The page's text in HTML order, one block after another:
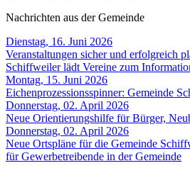
Nachrichten aus der Gemeinde
Dienstag, 16. Juni 2026
Veranstaltungen sicher und erfolgreich
Schiffweiler lädt Vereine zum
Montag, 15. Juni 2026
Eichenprozessionsspinner: Gemeinde
Donnerstag, 02. April 2026
Neue Orientierungshilfe für Bürger,
Donnerstag, 02. April 2026
Neue Ortspläne für die Gemeinde
für Gewerbetreibende in der Gemeinde